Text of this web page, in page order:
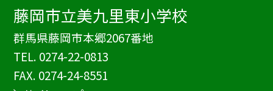
藤岡市立美九里東小学校
群馬県藤岡市本郷2067番地
TEL. 0274-22-0813
FAX. 0274-24-8551